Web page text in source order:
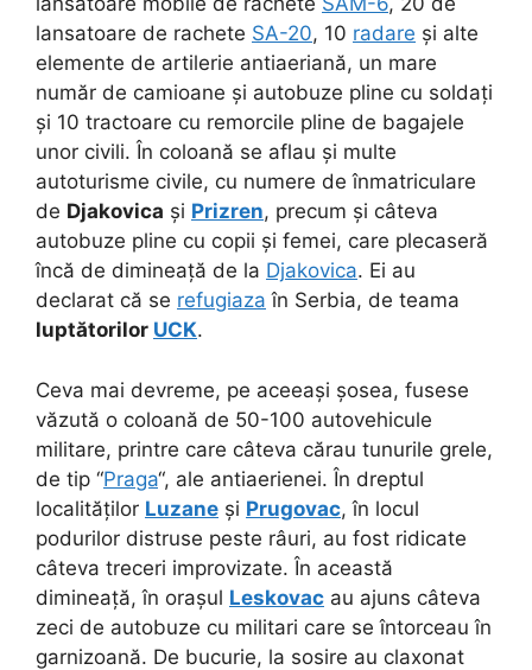
lansatoare de rachete SA-20, 10 radare și alte
elemente de artilerie antiaeriană, un mare
număr de camioane și autobuze pline cu soldați
și 10 tractoare cu remorcile pline de bagajele
unor civili. În coloană se aflau și multe
autoturisme civile, cu numere de înmatriculare
de Djakovica și Prizren, precum și câteva
autobuze pline cu copii și femei, care plecaseră
încă de dimineață de la Djakovica. Ei au
declarat că se refugiaza în Serbia, de teama
luptătorilor UCK.
Ceva mai devreme, pe aceeași șosea, fusese
văzută o coloană de 50-100 autovehicule
militare, printre care câteva cărau tunurile grele,
de tip “Praga“, ale antiaerienei. În dreptul
localităților Luzane și Prugovac, în locul
podurilor distruse peste râuri, au fost ridicate
câteva treceri improvizate. În această
dimineață, în orașul Leskovac au ajuns câteva
zeci de autobuze cu militari care se întorceau în
garnizoană. De bucurie, la sosire au claxonat